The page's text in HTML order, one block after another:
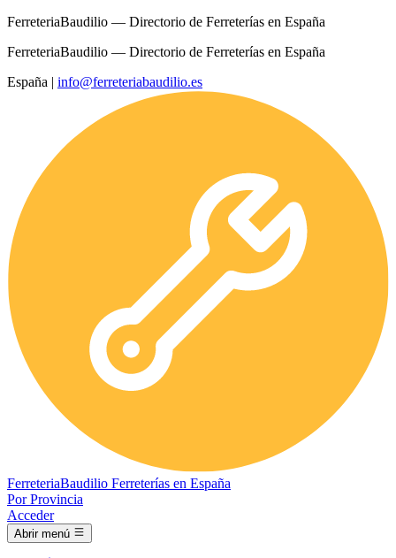
FerreteriaBaudilio — Directorio de Ferreterías en España
FerreteriaBaudilio — Directorio de Ferreterías en España
España | info@ferreteriabaudilio.es
FerreteriaBaudilio Ferreterías en España
Por Provincia
Acceder
Abrir menú